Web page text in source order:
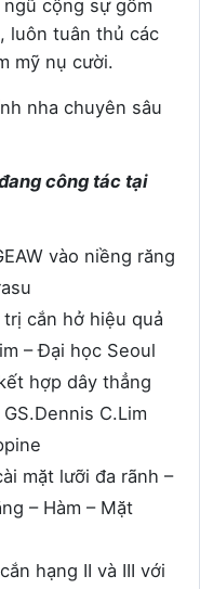
cộng sự gồm
luôn tuân thủ các
mỹ nụ cười.
nha chuyên sâu
công tác tại
vào niềng răng
cắn hở hiệu quả
– Đại học Seoul
hợp dây thẳng
C.Lim
mặt lưỡi đa rãnh –
– Hàm – Mặt
hạng II và III với